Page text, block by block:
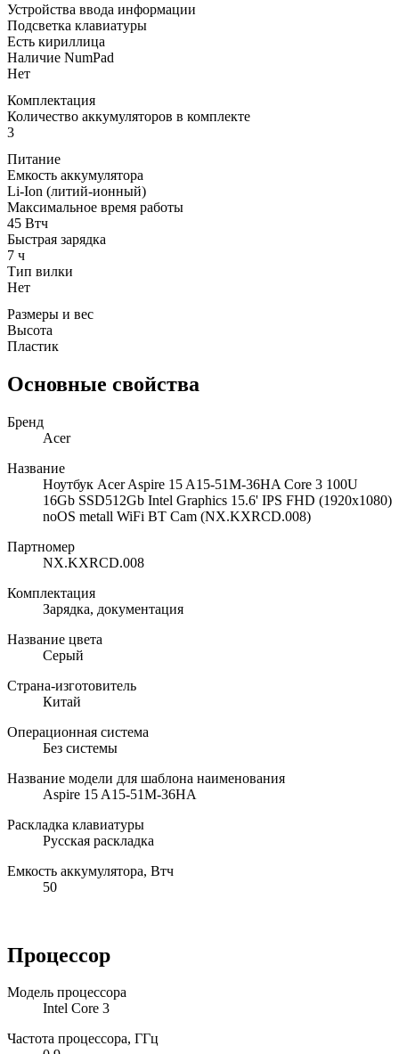
Устройства ввода информации
Подсветка клавиатуры
Есть кириллица
Наличие NumPad
Нет
Комплектация
Количество аккумуляторов в комплекте
3
Питание
Емкость аккумулятора
Li-Ion (литий-ионный)
Максимальное время работы
45 Втч
Быстрая зарядка
7 ч
Тип вилки
Нет
Размеры и вес
Высота
Пластик
Основные свойства
Бренд
Acer
Название
Ноутбук Acer Aspire 15 A15-51M-36HA Core 3 100U
16Gb SSD512Gb Intel Graphics 15.6' IPS FHD (1920x1080)
noOS metall WiFi BT Cam (NX.KXRCD.008)
Партномер
NX.KXRCD.008
Комплектация
Зарядка, документация
Название цвета
Серый
Страна-изготовитель
Китай
Операционная система
Без системы
Название модели для шаблона наименования
Aspire 15 A15-51M-36HA
Раскладка клавиатуры
Русская раскладка
Емкость аккумулятора, Втч
50
Процессор
Модель процессора
Intel Core 3
Частота процессора, ГГц